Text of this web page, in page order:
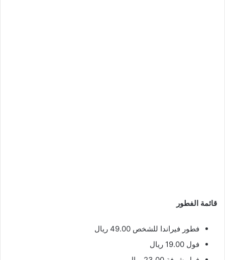
قائمة الفطور
فطور فيراندا للشخص 49.00 ريال
فول 19.00 ريال